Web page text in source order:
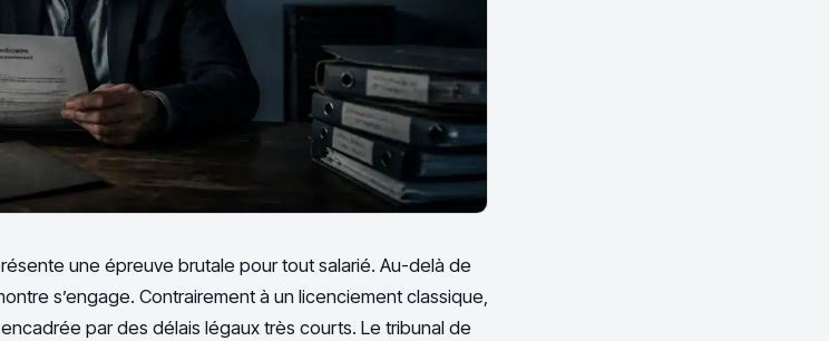
une épreuve brutale pour tout salarié. Au-delà de
s’engage. Contrairement à un licenciement classique,
par des délais légaux très courts. Le tribunal de